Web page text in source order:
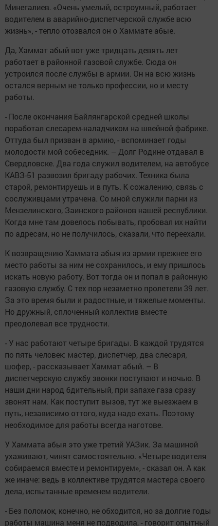
Минегалиев. «Очень умелый, остроумный, работает
водителем в аварийно-диспетчерской службе всю
жизнь», - тепло отозвался он о Хаммате абые.
Да, Хаммат абый вот уже тридцать девять лет
работает в районной газовой службе. Сюда он
устроился после службы в армии. Он на всю жизнь
остался верным не только профессии, но и месту
работы.
- После окончания Байлянгарской средней школы
поработал слесарем-наладчиком на швейной фабрике.
Оттуда был призван в армию, - вспоминает годы
молодости мой собеседник. – Долг Родине отдавал в
Свердловске. Два года служил водителем, на автобусе
КАВЗ-51 развозил бригаду рабочих. Техника была
старой, ремонтируешь и в путь. К сожалению, связь с
сослуживцами утрачена. Со мной служили парни из
Мензелинского, Заинского районов нашей республики.
Когда мне там довелось побывать, пробовал их найти
по адресам, но не получилось, сказали, что переехали.
К возвращению Хаммата абыя из армии прежнее его
место работы за ним не сохранилось, и ему пришлось
искать новую работу. Вот тогда он и попал в районную
газовую службу. С тех пор незаметно пролетели 39 лет.
За это время были и радостные, и тяжелые моменты.
Но дружный, сплоченный коллектив вместе
преодолевал все трудности.
- У нас работают четыре бригады. В каждой трудятся
по пять человек: мастер, диспетчер, два слесаря,
шофер, - рассказывает Хаммат абый. – В
диспетчерскую службу звонки поступают и ночью. В
наши дни народ бдительный, при запахе газа сразу
звонят нам. Как поступит вызов, тут же выезжаем в
путь, независимо оттого, куда надо ехать. Поэтому
необходимое для работы всегда наготове.
У Хаммата абыя это уже третий УАЗик. За машиной
ухаживают, чинят самостоятельно. «Четыре водителя
собираемся вместе и ремонтируем», - сказал он. А как
же иначе: ведь в коллективе трудятся мастера своего
дела, испытанные временем водители.
- Без поломок, конечно, не обходится, но за долгие годы
работы машина меня не подводила, - говорит опытный